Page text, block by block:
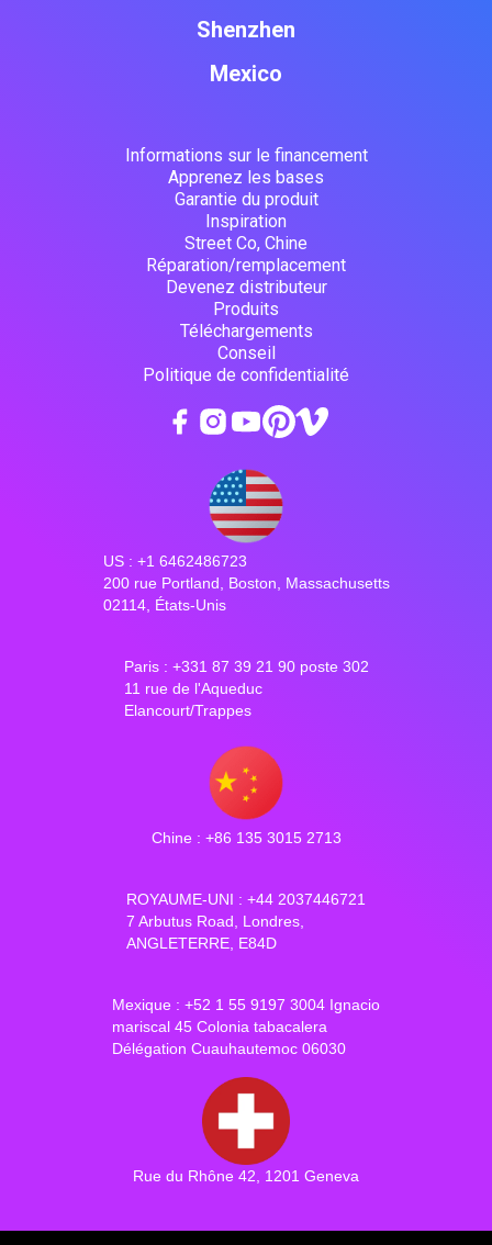
Shenzhen
Mexico
Informations sur le financement
Apprenez les bases
Garantie du produit
Inspiration
Street Co, Chine
Réparation/remplacement
Devenez distributeur
Produits
Téléchargements
Conseil
Politique de confidentialité
US : +1 6462486723
200 rue Portland, Boston, Massachusetts
02114, États-Unis
Paris : +331 87 39 21 90 poste 302
11 rue de l'Aqueduc
Elancourt/Trappes
Chine : +86 135 3015 2713
ROYAUME-UNI : +44 2037446721
7 Arbutus Road, Londres,
ANGLETERRE, E84D
Mexique : +52 1 55 9197 3004 Ignacio
mariscal 45 Colonia tabacalera
Délégation Cuauhautemoc 06030
Rue du Rhône 42, 1201 Geneva